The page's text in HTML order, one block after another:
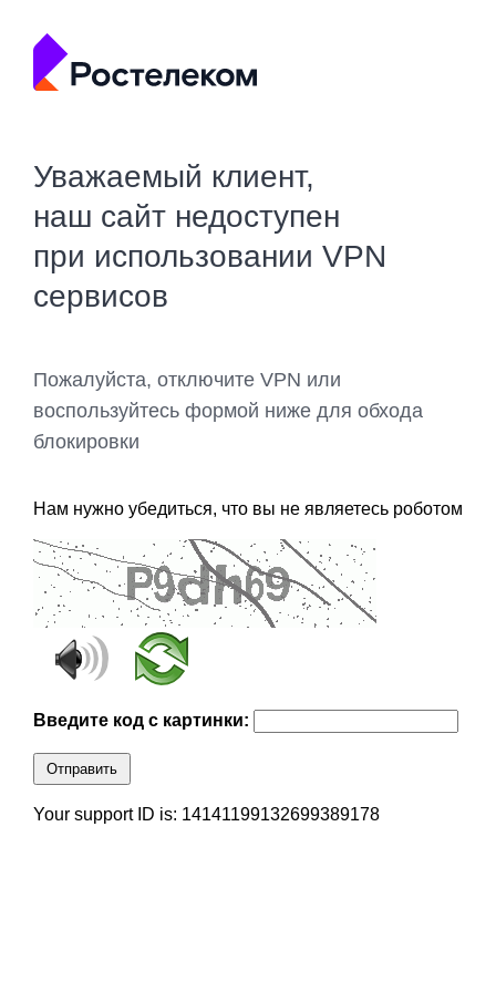
Уважаемый клиент,
наш сайт недоступен
при использовании VPN
сервисов
Пожалуйста, отключите VPN или
воспользуйтесь формой ниже для обхода
блокировки
Нам нужно убедиться, что вы не являетесь роботом
Введите код с картинки:
Отправить
Your support ID is: 14141199132699389178